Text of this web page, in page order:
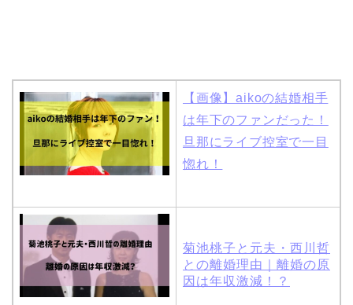
【画像】aikoの結婚相手
は年下のファンだった！
旦那にライブ控室で一目
惚れ！
菊池桃子と元夫・西川哲
との離婚理由｜離婚の原
因は年収激減！？